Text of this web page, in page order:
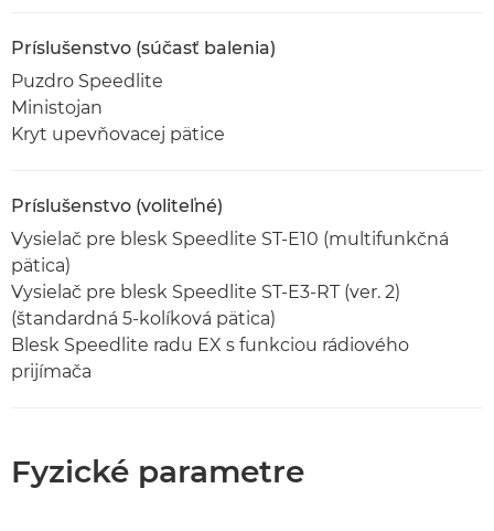
Príslušenstvo (súčasť balenia)
Puzdro Speedlite
Ministojan
Kryt upevňovacej pätice
Príslušenstvo (voliteľné)
Vysielač pre blesk Speedlite ST-E10 (multifunkčná
pätica)
Vysielač pre blesk Speedlite ST-E3-RT (ver. 2)
(štandardná 5-kolíková pätica)
Blesk Speedlite radu EX s funkciou rádiového
prijímača
Fyzické parametre